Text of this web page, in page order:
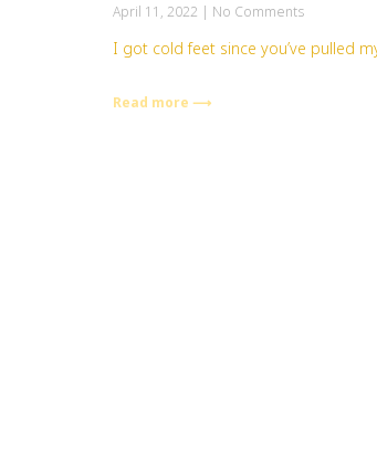
April 11, 2022 No Comments
I got cold feet since you’ve pulled
Read more ⟶